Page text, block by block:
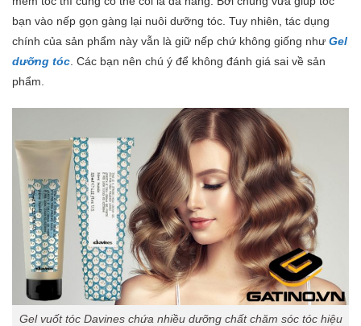
bạn vào nếp gọn gàng lại nuôi dưỡng tóc. Tuy nhiên, tác dụng
chính của sản phẩm này vẫn là giữ nếp chứ không giống như Gel
dưỡng tóc. Các bạn nên chú ý để không đánh giá sai về sản
phẩm.
Gel vuốt tóc Davines chứa nhiều dưỡng chất chăm sóc tóc hiệu